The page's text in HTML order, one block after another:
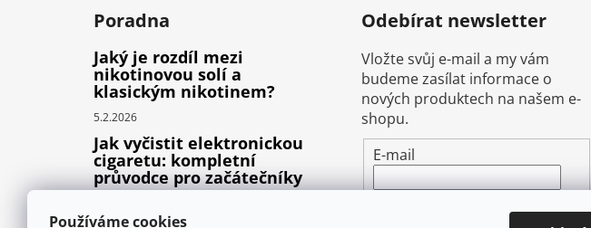
Používáme cookies
Poradna
Jaký je rozdíl mezi
nikotinovou solí a
klasickým nikotinem?
5.2.2026
Jak vyčistit elektronickou
cigaretu: kompletní
průvodce pro začátečníky
Odebírat newsletter
Vložte svůj e-mail a my vám
budeme zasílat informace o
nových produktech na našem e-
shopu.
E-mail
podmínkami ochrany